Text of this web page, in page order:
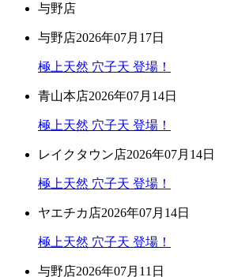
与野店
与野店2026年07月17日
極上天然 穴子天 登場！
青山本店2026年07月14日
極上天然 穴子天 登場！
レイクタウン店2026年07月14日
極上天然 穴子天 登場！
ヤエチカ店2026年07月14日
極上天然 穴子天 登場！
与野店2026年07月11日